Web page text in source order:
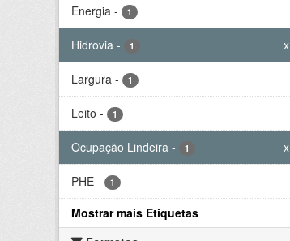
Energia - 1
Hidrovia - 1 x
Largura - 1
Leito - 1
Ocupação Lindeira - 1 x
PHE - 1
Mostrar mais Etiquetas